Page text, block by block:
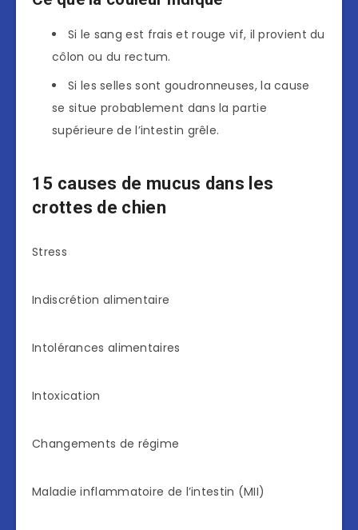
Si le sang est frais et rouge vif, il provient du
côlon ou du rectum.
Si les selles sont goudronneuses, la cause
se situe probablement dans la partie
supérieure de l’intestin grêle.
15 causes de mucus dans les
crottes de chien
Stress
Indiscrétion alimentaire
Intolérances alimentaires
Intoxication
Changements de régime
Maladie inflammatoire de l’intestin (MII)